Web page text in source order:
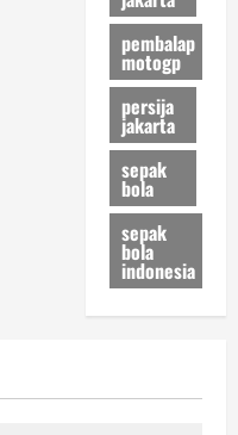
pembalap
motogp
persija
jakarta
sepak
bola
sepak
bola
indonesia